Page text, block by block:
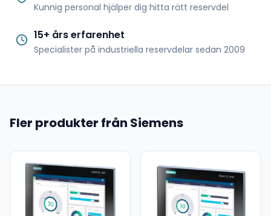
Kunnig personal hjälper dig hitta rätt reservdel
15+ års erfarenhet
Specialister på industriella reservdelar sedan 2009
Fler produkter från Siemens